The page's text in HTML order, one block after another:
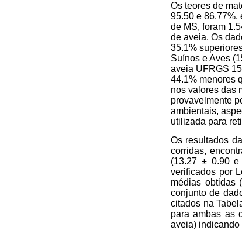
Os teores de
95.50 e 86.77%,
de MS, foram
de aveia. Os
35.1%
Suínos e Aves
aveia UFRGS
44.1% menores
nos valores das
provavelmente
ambientais,
utilizada para
Os resultados
corridas,
(13.27 ± 0.90 e
verificados por
médias obtidas
conjunto de
citados na
para ambas as
aveia) indicando